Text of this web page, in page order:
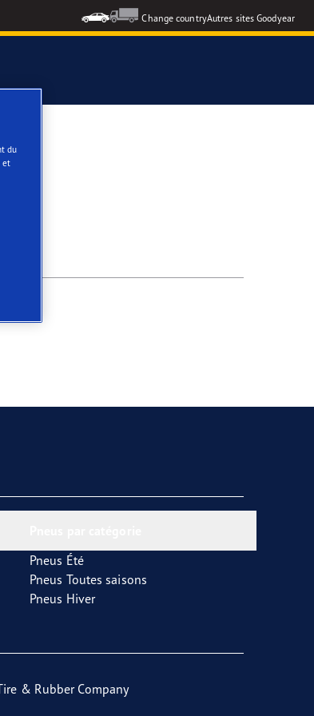
Change countryAutres sites Goodyear
Pneus Été
Pneus Toutes saisons
Pneus Hiver
& Rubber Company
du
et